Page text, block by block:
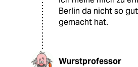
Berlin da nicht so
gemacht hat.
Wurstprofessor